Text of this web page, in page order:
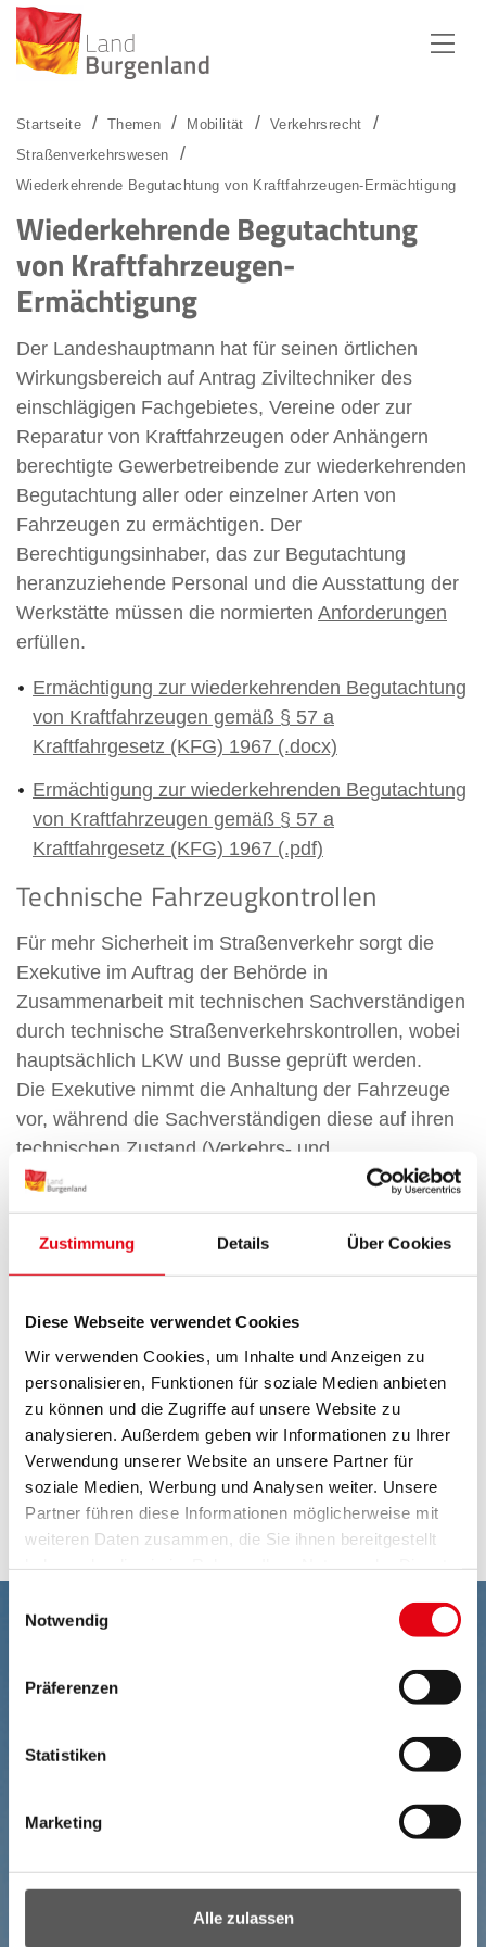
Zustimmung Details Über Cookies
Diese Webseite verwendet Cookies
Wir verwenden Cookies, um Inhalte und Anzeigen zu
personalisieren, Funktionen für soziale Medien anbieten
zu können und die Zugriffe auf unsere Website zu
analysieren. Außerdem geben wir Informationen zu Ihrer
Verwendung unserer Website an unsere Partner für
soziale Medien, Werbung und Analysen weiter. Unsere
Partner führen diese Informationen möglicherweise mit
weiteren Daten zusammen, die Sie ihnen bereitgestellt
Notwendig
Präferenzen
Statistiken
Marketing
Alle zulassen
Startseite Themen Mobilität
Verkehrsrecht
Straßenverkehrswesen
Wiederkehrende Begutachtung von Kraftfahrzeugen-Ermächtigung
Wiederkehrende Begutachtung
von Kraftfahrzeugen-
Ermächtigung
Der Landeshauptmann hat für seinen örtlichen
Wirkungsbereich auf Antrag Ziviltechniker des
einschlägigen Fachgebietes, Vereine oder zur
Reparatur von Kraftfahrzeugen oder Anhängern
berechtigte Gewerbetreibende zur wiederkehrenden
Begutachtung aller oder einzelner Arten von
Fahrzeugen zu ermächtigen. Der
Berechtigungsinhaber, das zur Begutachtung
heranzuziehende Personal und die Ausstattung der
Werkstätte müssen die normierten Anforderungen
erfüllen.
Ermächtigung zur wiederkehrenden Begutachtung
von Kraftfahrzeugen gemäß § 57 a
Kraftfahrgesetz (KFG) 1967 (.docx)
Ermächtigung zur wiederkehrenden Begutachtung
von Kraftfahrzeugen gemäß § 57 a
Kraftfahrgesetz (KFG) 1967 (.pdf)
Technische Fahrzeugkontrollen
Für mehr Sicherheit im Straßenverkehr sorgt die
Exekutive im Auftrag der Behörde in
Zusammenarbeit mit technischen Sachverständigen
durch technische Straßenverkehrskontrollen, wobei
hauptsächlich LKW und Busse geprüft werden.
Die Exekutive nimmt die Anhaltung der Fahrzeuge
vor, während die Sachverständigen diese auf ihren
technischen Zustand (Verkehrs- und
Betriebssicherheit sowie Umweltverträglichkeit) hin
überprüfen. Dafür werden LKW-Prüfhallen
angemietet oder mobile Prüfzüge der Bundesanstalt
rund 200 Tagen ca. 3.000 Fahrzeuge überprüft.
Dabei werden bei rund 30 % der Fahrzeuge
schwere Mängel festgestellt, bei weiteren rund 20 %
sind Kennzeichenabnahmen erforderlich.
Zusätzlich werden spezielle Gefahrgutkontrollen
durchgeführt.
Auskünfte: Abteilung 8 - Referat Verkehrsrecht